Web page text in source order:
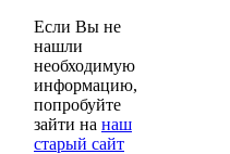
Если Вы не
нашли
необходимую
информацию,
попробуйте
зайти на наш
старый сайт